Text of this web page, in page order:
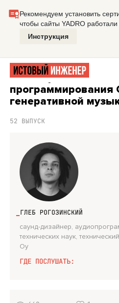
ПОДКАСТ ИСТОВЫЙ ИНЖЕНЕР
Язык музыкального
программирования
генеративной
52 ВЫПУСК
ГЛЕБ РОГОЗИНСКИЙ
саунд-дизайнер,
технических наук,
Oy
ГДЕ ПОСЛУШАТЬ: